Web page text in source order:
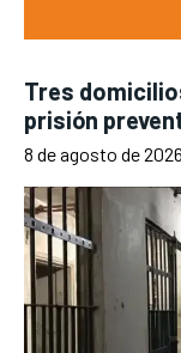
Tres
prisión
8 de agosto de 2026